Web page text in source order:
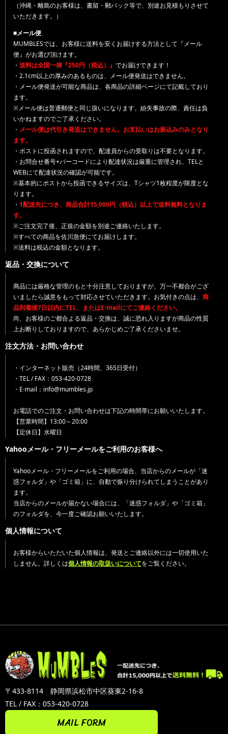
（沖縄・離島のお客様は、書留・郵パック等で、別途お見積もりさせて
いただきます。）
■メール便
MUMBLESでは、お客様に送料を安くお届けする方法として『メール
便』がお選び頂けます。
・ 送料は全国一律『250円（税込）』 でお届けできます！
・2.1cm以上の厚みのあるものは、メール便発送はできません。
・メール便発送が可能な商品は、各商品の詳細ページにて記載しており
ます。
※メール便は普通郵便と同じ扱いになります。紛失事故の際、責任は負
いかねますのでご了承ください。
・ メール便は代引き発送はできません。お支払いはお振込みのみとなり
ます。
・ポストに投函されますので、配達員からの受取りは不要となります。
・お問合せ番号+バーコードにより配達状況は厳重に管理され、TELと
WEBにて配達状況の確認が可能です。
※基本的にポストから投函できるサイズは、Tシャツ1枚程度が限度とな
ります。
・ 1配送先につき、商品合計15,000円（税込）以上で送料無料となりま
す。
※ご注文完了後、正規の金額を別途ご連絡いたします。
※すべての商品を佐川急便にてお届けします。
※送料は税込の金額となります。
返品・交換について
商品には厳格な管理のもと十分注意しておりますが、万一不都合がござ
いましたら誠意をもって対応させていただきます。お気付きの点は、 商
品到着後7日以内にTEL、またはE-mailにてご連絡ください。
尚、お客様のご都合よる返品・交換は、誠に恐れ入りますが商品の性質
上お断りしておりますので、あらかじめご了承くださいませ。
注文方法・お問い合わせ
・インターネット販売（24時間、365日受付）
・TEL / FAX：053-420-0728
・E-mail：info@mumbles.jp
お電話でのご注文・お問い合わせは下記の時間帯にお願いいたします。
【営業時間】13:00～20:00
【定休日】水曜日
Yahooメール・フリーメールをご利用のお客様へ
Yahooメール・フリーメールをご利用の場合、当店からのメールが「迷
惑フォルダ」や「ゴミ箱」に、自動で振り分けられてしまうことがあり
ます。
当店からのメールが届かない場合には、「迷惑フォルダ」や「ゴミ箱」
のフォルダを、今一度ご確認お願いいたします。
個人情報について
お客様からいただいた個人情報は、発送とご連絡以外には一切使用いた
しません。詳しくは個人情報の取扱いについてをご覧ください。
〒433-8114 静岡県浜松市中区葵東2-16-8
TEL / FAX：053-420-0728
MAIL FORM